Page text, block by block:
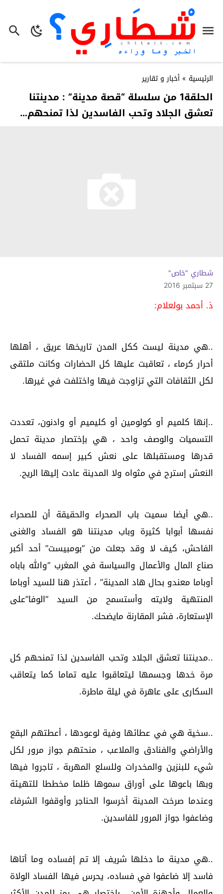
الرئيسية » أخبار و تقارير
الحلقة1 من سلسلة “قصة مدينة” : مدينتنا
تعشق الجلاد وتحب الفاسدين لذا تمنحهم…
شطاري "خاص"
27 سبتمبر 2016
ذ. أحمد بولعلام:
..هي مدينة ليست ككل المدن تاريخها عريق ، أهلها
أحرار كرماء ، تعاقبت عليها كل الحضارات وكانت ملتقى
لكل الثقافات التي تزاوجت فيها واختلفت في غيرها.
..إنها كلميم أو كولومين أو كليميم أو وادنون، تعددت
التسميات والوصف واحد ، هي بإختصار مدينة تحمل
قدرها ومستقبلها على نعش كبير إسمه الفساد لا
النعش إسترح في مثواه ولا المدينة عادت إليها الريح.
..هي أيضا سميت باب الصحراء والحقيقة أن للصحراء
نفسها أبوابا كثيرة وباب مدينتنا هو الفساد والغنى
الفاحش، كيف لا وقد جعلت من “بومبيست” أحد أكبر
صناع المال والأعمال والسياسة في المغرب “والله باباه
أوباما معندو بحال هاد المدينة” ، أعتذر هنا للسيد أوباما
المنتهية ولايته وأستسمح من السيد “الوفا”على
الإستعارة، فشر المقارنة مايضحك.
..مدينتنا تعشق الجلاد وتحب الفاسدين لذا تمنحهم كل
مرة خدها وجسمها ليتعاقبوا عليه تماما كما يتعاقب
السكارى على عاهرة في ليلة ماطرة.
..سخية هي في عطائها وفية لوعودها ، أعطتهم البقع
والأراضي والفنادق والملاعب ، منحتهم جواز مرور لكل
شيء للبنزين والمخدرات وللسلع المهربة ، تاجروا فيها
وبها باعوها على أوراق سموها ظلما مخططا للتهيئة
وعندما صرخت المدينة أخرسوا الحناجر وأوقفوا الشرفاء
وضاعفوا جواز المرور للفاسدين.
..هي مدينة ما دخلها شريف إلا تم إفساده وما أتاها
فاسد إلا ضاعفوا في فساده، يحرس فيها الفساد الولاة